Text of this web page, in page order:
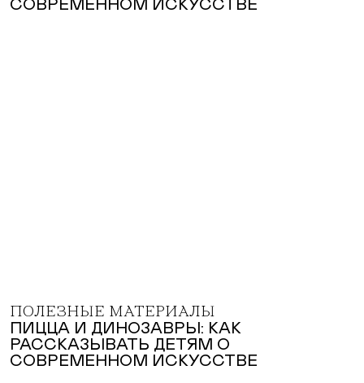
ПОЛЕЗНЫЕ МАТЕРИАЛЫ
ПИЦЦА И ДИНОЗАВРЫ: КАК
РАССКАЗЫВАТЬ ДЕТЯМ О
СОВРЕМЕННОМ ИСКУССТВЕ